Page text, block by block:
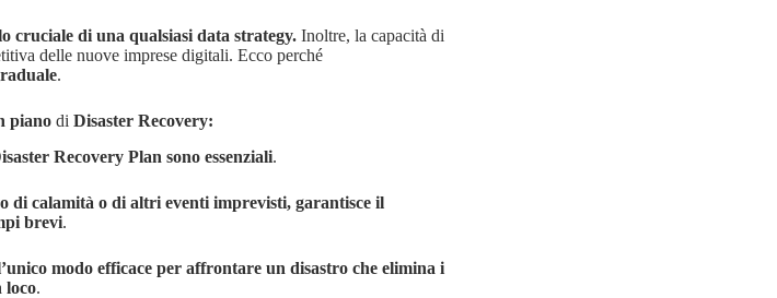
cruciale di una qualsiasi data strategy. Inoltre, la capacità di
delle nuove imprese digitali. Ecco perché
.
piano di Disaster Recovery:
Recovery Plan sono essenziali.
di calamità o di altri eventi imprevisti, garantisce il
brevi.
modo efficace per affrontare un disastro che elimina i
loco.